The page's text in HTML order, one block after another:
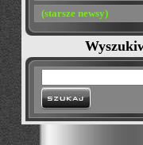
(starsze newsy)